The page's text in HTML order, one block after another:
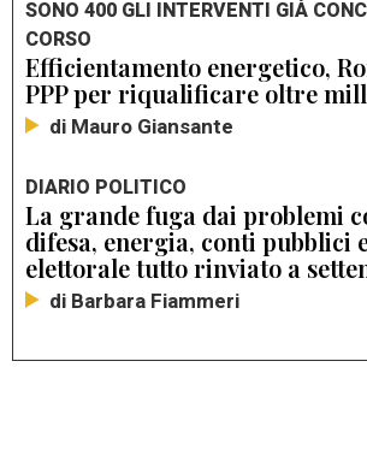
SONO 400 GLI INTERVENTI GIÀ
CORSO
Efficientamento energetico,
PPP per riqualificare oltre
di Mauro Giansante
DIARIO POLITICO
La grande fuga dai problemi
difesa, energia, conti pubblici
elettorale tutto rinviato a
di Barbara Fiammeri